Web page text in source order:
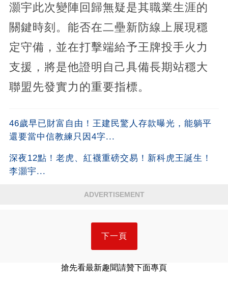
灝宇此次變陣回歸無疑是其職業生涯的
關鍵時刻。能否在二壘新防線上展現穩
定守備，並在打擊端給予王牌投手火力
支援，將是他證明自己具備長期站穩大
聯盟先發實力的重要指標。
46歲早已財富自由！王建民驚人存款曝光，能躺平
還要當中信教練只因4字...
深夜12點！老虎、紅襪重磅交易！新科虎王誕生！
李灝宇...
ADVERTISEMENT
下一頁
搶先看最新趣聞請贊下面專頁